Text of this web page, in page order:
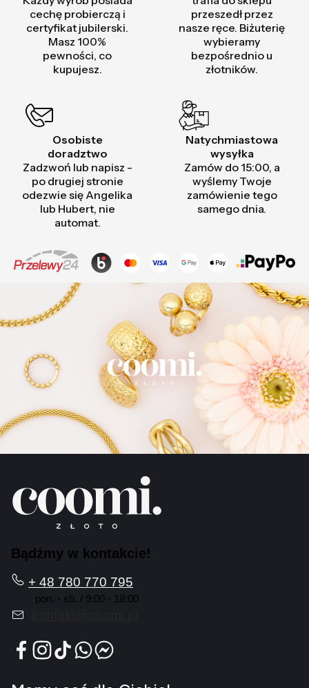
cechę probierczą i
certyfikat jubilerski.
Masz 100%
pewności, co
kupujesz.
przeszedł przez
nasze ręce. Biżuterię
wybieramy
bezpośrednio u
złotników.
Osobiste
doradztwo
Zadzwoń lub napisz -
po drugiej stronie
odezwie się Angelika
lub Hubert, nie
automat.
Natychmiastowa
wysyłka
Zamów do 15:00, a
wyślemy Twoje
zamówienie tego
samego dnia.
Bądźmy w kontakcie!
+ 48 780 770 795
pon. - sb. / 9:00 - 18:00